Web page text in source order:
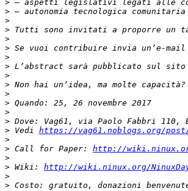
>
>
>
>
>
>
>
>
>
>
>
>
>
>
> Vedi https://vag61.noblogs.org/
>
> Call for Paper: http://
>
> Wiki: http://wiki.ninux.org/
>
>